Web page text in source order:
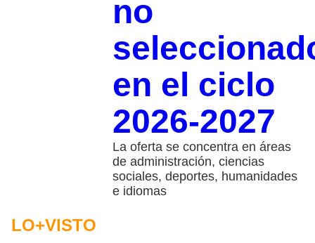
no
en el ciclo
2026-2027
La oferta se concentra en áreas
de administración, ciencias
sociales, deportes, humanidades
e idiomas
LO+VISTO